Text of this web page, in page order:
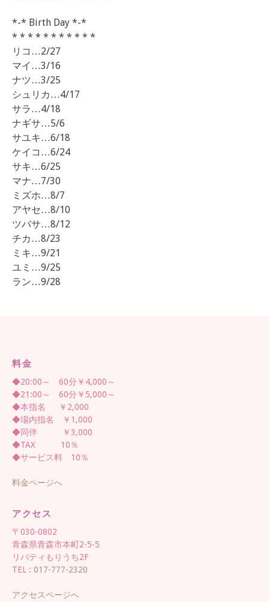
*-* Birth Day *-*
* * * * * * * * * * *
リコ…2/27
マイ…3/16
ナツ…3/25
シュリカ…4/17
サラ…4/18
ナギサ…5/6
サユキ…6/18
ケイコ…6/24
サキ…6/25
マナ…7/30
ミズホ…8/7
アヤセ…8/10
ツバサ…8/12
チカ…8/23
ミキ…9/21
ユミ…9/25
ラン…9/28
料金
◆20:00～ 60分￥4,000～
◆21:00～ 60分￥5,000～
◆本指名 ￥2,000
◆場内指名 ￥1,000
◆同伴 ￥3,000
◆TAX 10％
◆サービス料 10％
料金ページへ
アクセス
〒030-0802
青森県青森市本町2-5-5
リバティもりうち2F
TEL : 017-777-2320
アクセスページへ